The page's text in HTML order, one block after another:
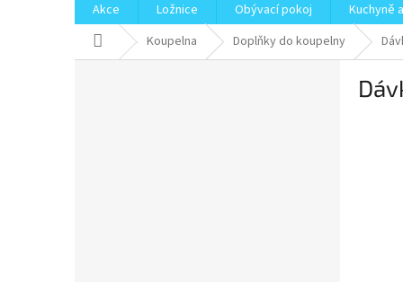
Akce Ložnice Obývací pokoj Kuchyně
Domů Koupelna Doplňky do koupelny